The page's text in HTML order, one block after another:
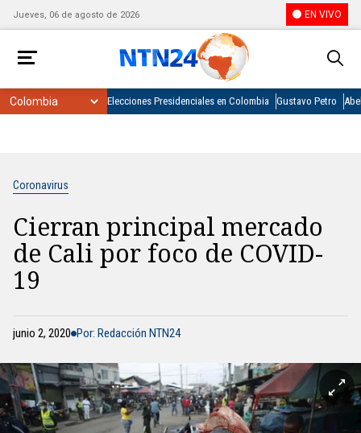
Jueves, 06 de agosto de 2026 EN VIVO
Elecciones Presidenciales en Colombia Gustavo Petro
Coronavirus
Cierran principal mercado
de Cali por foco de COVID-
19
junio 2, 2020 Por: Redacción NTN24